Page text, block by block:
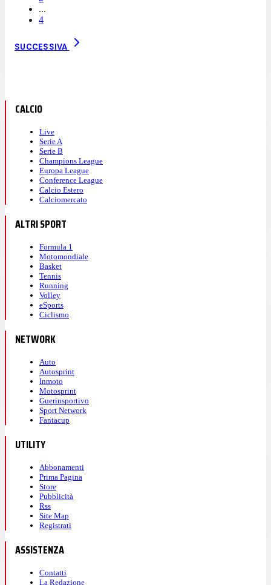
...
4
SUCCESSIVA
CALCIO
Live
Serie A
Serie B
Champions League
Europa League
Conference League
Calcio Estero
Calciomercato
ALTRI SPORT
Formula 1
Motomondiale
Basket
Tennis
Running
Volley
eSports
Ciclismo
NETWORK
Auto
Autosprint
Inmoto
Motosprint
Guerinsportivo
Sport Network
Fantacup
UTILITY
Abbonamenti
Prima Pagina
Store
Pubblicità
Rss
Site Map
Registrati
ASSISTENZA
Contatti
La Redazione